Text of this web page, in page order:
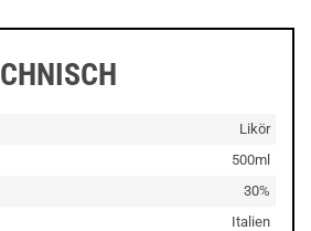
Likör
500ml
30%
Italien